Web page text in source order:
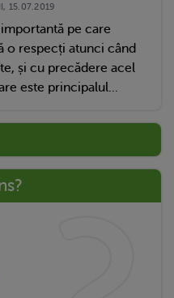
15.07.2019
pe care
o respecți atunci când
și cu precădere acel
este principalul...